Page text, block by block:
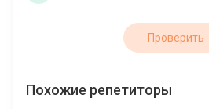
Проверить
Похожие репетиторы